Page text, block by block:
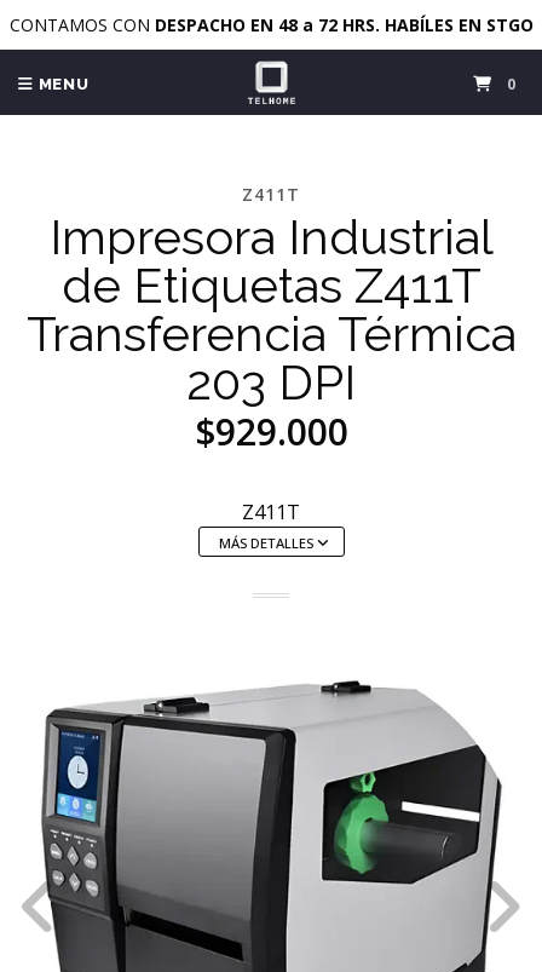
CONTAMOS CON DESPACHO EN 48 a 72 HRS. HABÍLES EN STGO
MENU 0
Z411T
Impresora Industrial
de Etiquetas Z411T
Transferencia Térmica
203 DPI
$929.000
Z411T
MÁS DETALLES